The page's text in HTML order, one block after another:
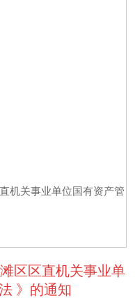
机关事业单位国有资产管
区区直机关事业单
》的通知